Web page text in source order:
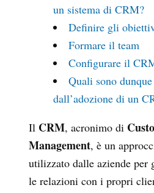
un sistema di CRM?
Definire gli
Formare il team
Configurare il
Quali sono
dall’adozione di un
Il CRM, acronimo di
Management, è un
utilizzato dalle aziende per
le relazioni con i propri